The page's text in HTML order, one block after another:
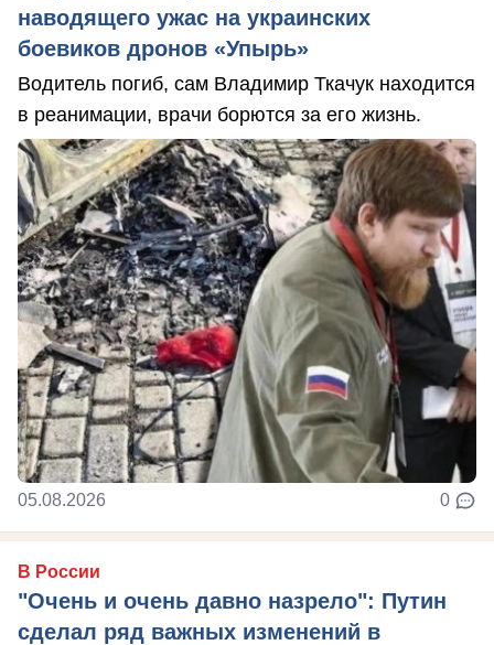
наводящего ужас на украинских
боевиков дронов «Упырь»
Водитель погиб, сам Владимир Ткачук находится
в реанимации, врачи борются за его жизнь.
05.08.2026 0
В России
"Очень и очень давно назрело": Путин
сделал ряд важных изменений в